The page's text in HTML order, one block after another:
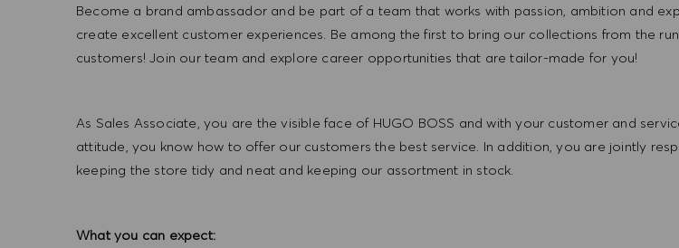
Become a brand ambassador and be part of a team that works with passion, ambition and
create excellent customer experiences. Be among the first to bring our collections from the
customers! Join our team and explore career opportunities that are tailor-made for you!
As Sales Associate, you are the visible face of HUGO BOSS and with your customer and
attitude, you know how to offer our customers the best service. In addition, you are jointly
keeping the store tidy and neat and keeping our assortment in stock.
What you can expect: